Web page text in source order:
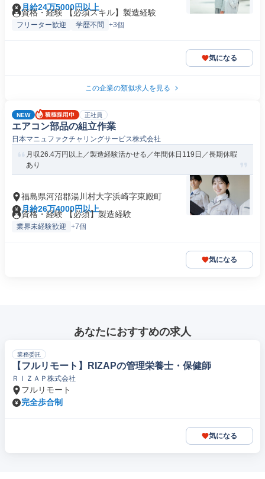
月給24万5000円以上
資格・経験 【必須スキル】製造経験
フリーター歓迎 学歴不問 +3個
気になる
この企業の類似求人を見る
NEW 正社員
エアコン部品の組立作業
日本マニュファクチャリングサービス株式会社
月収26.4万円以上／製造経験活かせる／年間休日119日／長期休暇
あり
福島県河沼郡湯川村大字浜崎字東殿町
月給26万4000円以上
資格・経験 【必須】製造経験
業界未経験歓迎 +7個
気になる
あなたにおすすめの求人
業務委託
【フルリモート】RIZAPの管理栄養士・保健師
ＲＩＺＡＰ株式会社
フルリモート
完全歩合制
気になる